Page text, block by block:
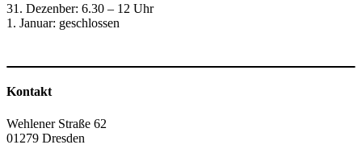
31. Dezenber: 6.30 – 12 Uhr
1. Januar: geschlossen
Kontakt
Wehlener Straße 62
01279 Dresden